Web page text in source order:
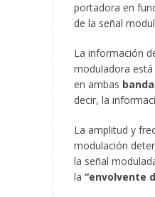
portadora en
de la señal
La información
moduladora
en ambas
decir, la
La amplitud y
modulación
la señal
la “envolvente